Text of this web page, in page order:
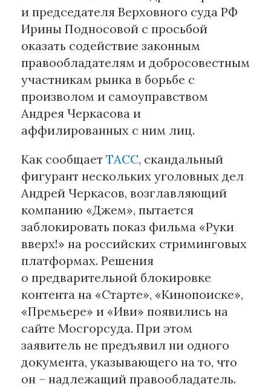
n'RIS
Онлайн патент
Цифровой Сарафан
Смотрите нас в соцсетях и мессенджерах
и председателя Верховного суда РФ
Ирины Подносовой с просьбой
оказать содействие законным
правообладателям и добросовестным
участникам рынка в борьбе с
произволом и самоуправством
Андрея Черкасова и
аффилированных с ним лиц.
Как сообщает ТАСС, скандальный
фигурант нескольких уголовных дел
Андрей Черкасов, возглавляющий
компанию «Джем», пытается
заблокировать показ фильма «Руки
вверх!» на российских стриминговых
платформах. Решения
о предварительной блокировке
контента на «Старте», «Кинопоиске»,
«Премьере» и «Иви» появились на
сайте Мосгорсуда. При этом
заявитель не предъявил ни одного
документа, указывающего на то, что
он – надлежащий правообладатель.